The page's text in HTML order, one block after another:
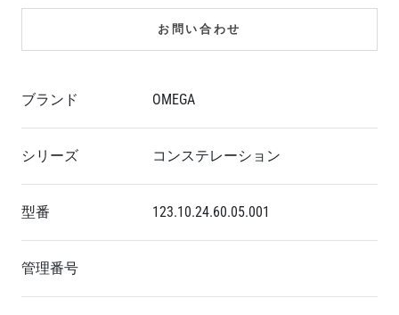
お問い合わせ
ブランド OMEGA
シリーズ コンステレーション
型番 123.10.24.60.05.001
管理番号